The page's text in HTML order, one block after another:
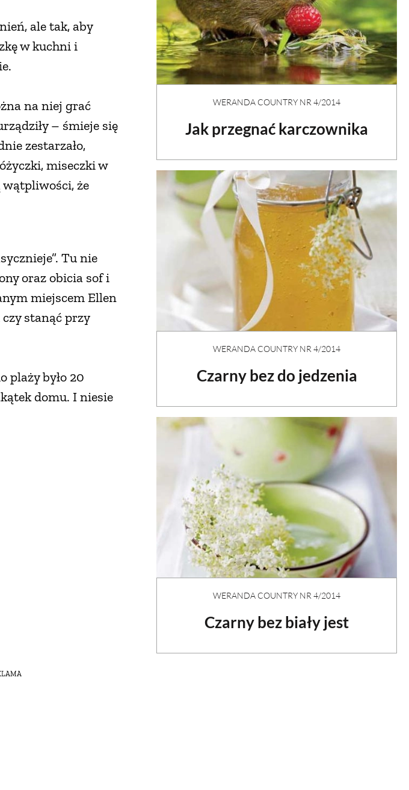
ale tak, aby
w kuchni i
na niej grać
– śmieje się
zestarzało,
miseczki w
że
Tu nie
oraz obicia sof i
miejscem Ellen
stanąć przy
plaży było 20
domu. I niesie
WERANDA COUNTRY NR 4/2014
Jak przegnać karczownika
WERANDA COUNTRY NR 4/2014
Czarny bez do jedzenia
WERANDA COUNTRY NR 4/2014
Czarny bez biały jest